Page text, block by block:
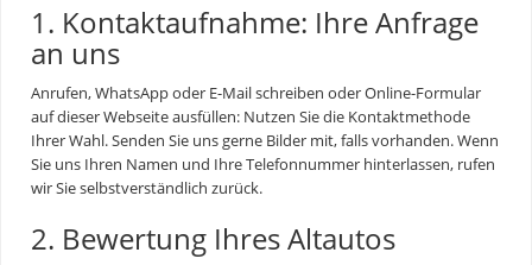
1. Kontaktaufnahme: Ihre Anfrage
an uns
Anrufen, WhatsApp oder E-Mail schreiben oder Online-Formular
auf dieser Webseite ausfüllen: Nutzen Sie die Kontaktmethode
Ihrer Wahl. Senden Sie uns gerne Bilder mit, falls vorhanden. Wenn
Sie uns Ihren Namen und Ihre Telefonnummer hinterlassen, rufen
wir Sie selbstverständlich zurück.
2. Bewertung Ihres Altautos